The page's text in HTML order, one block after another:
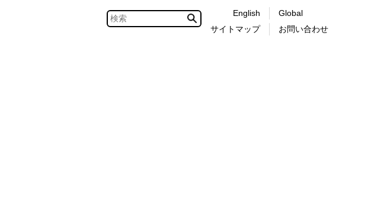
English
サイトマップ
Global
お問い合わせ